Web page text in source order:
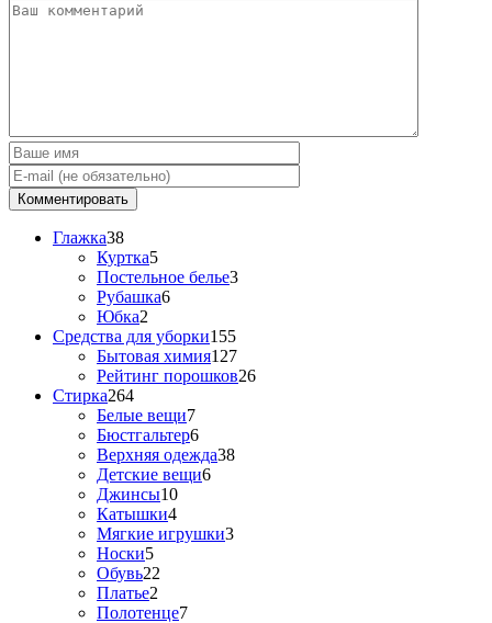
Глажка38
Куртка5
Постельное белье3
Рубашка6
Юбка2
Средства для уборки155
Бытовая химия127
Рейтинг порошков26
Стирка264
Белые вещи7
Бюстгальтер6
Верхняя одежда38
Детские вещи6
Джинсы10
Катышки4
Мягкие игрушки3
Носки5
Обувь22
Платье2
Полотенце7